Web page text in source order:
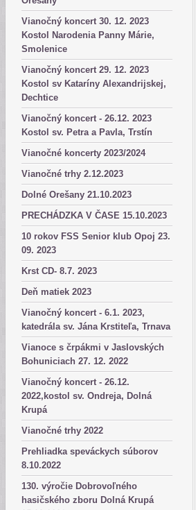
Vianočný koncert 30. 12. 2023
Kostol Narodenia Panny Márie,
Smolenice
Vianočný koncert 29. 12. 2023
Kostol sv Kataríny Alexandrijskej,
Dechtice
Vianočný koncert - 26.12. 2023
Kostol sv. Petra a Pavla, Trstín
Vianočné koncerty 2023/2024
Vianočné trhy 2.12.2023
Dolné Orešany 21.10.2023
PRECHÁDZKA V ČASE 15.10.2023
10 rokov FSS Senior klub Opoj 23.
09. 2023
Krst CD- 8.7. 2023
Deň matiek 2023
Vianočný koncert - 6.1. 2023,
katedrála sv. Jána Krstiteľa, Trnava
Vianoce s črpákmi v Jaslovských
Bohuniciach 27. 12. 2022
Vianočný koncert - 26.12.
2022,kostol sv. Ondreja, Dolná
Krupá
Vianočné trhy 2022
Prehliadka speváckych súborov
8.10.2022
130. výročie Dobrovoľného
hasičského zboru Dolná Krupá